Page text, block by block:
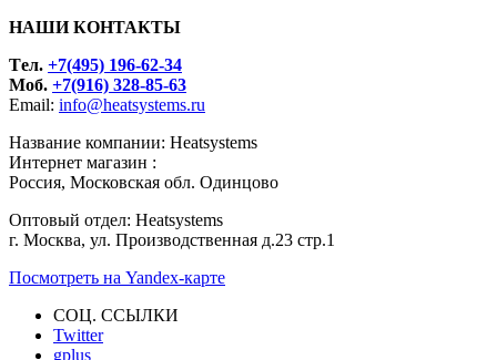
НАШИ КОНТАКТЫ
Tел. +7(495) 196-62-34
Моб. +7(916) 328-85-63
Email: info@heatsystems.ru
Название компании: Heatsystems
Интернет магазин :
Россия, Московская обл. Одинцово
Оптовый отдел: Heatsystems
г. Москва, ул. Производственная д.23 стр.1
Посмотреть на Yandex-карте
СОЦ. ССЫЛКИ
Twitter
gplus